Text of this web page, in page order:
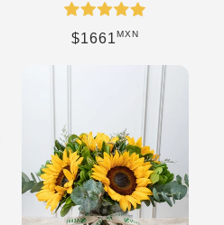
Precio habitual
$1661MXN